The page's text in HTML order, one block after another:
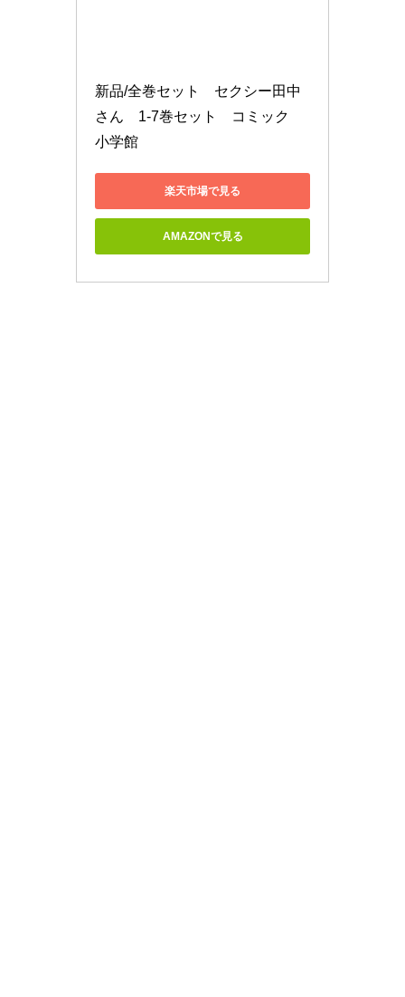
新品/全巻セット　セクシー田中
さん　1-7巻セット　コミック
小学館
楽天市場で見る
AMAZONで見る